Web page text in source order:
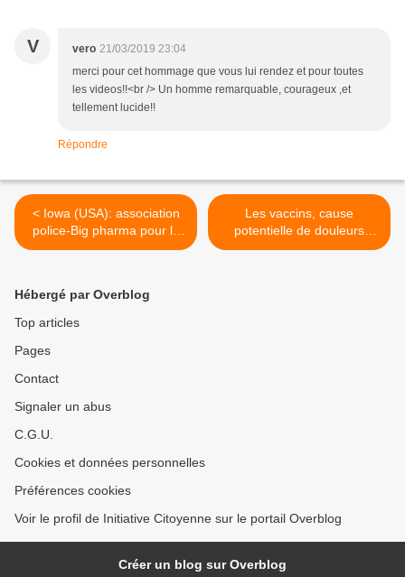
V vero 21/03/2019 23:04
merci pour cet hommage que vous lui rendez et pour toutes
les videos!!<br /> Un homme remarquable, courageux ,et
tellement lucide!!
Répondre
< Iowa (USA): association
police-Big pharma pour la
surveillance santé des
Les vaccins, cause
potentielle de douleurs
articulaires chez les jeunes,
Hébergé par Overblog
Top articles
Pages
Contact
Signaler un abus
C.G.U.
Cookies et données personnelles
Préférences cookies
Voir le profil de Initiative Citoyenne sur le portail Overblog
Créer un blog sur Overblog